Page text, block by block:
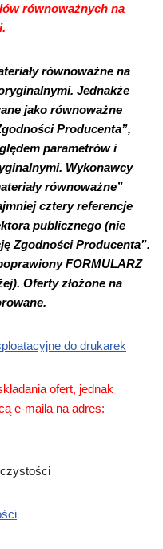
równoważnych na
równoważne na
Jednakże
jako równoważne
Producenta”,
parametrów i
Wykonawcy
równoważne”
cztery referencje
publicznego (nie
Zgodności Producenta”.
FORMULARZ
Oferty złożone na
do drukarek
ofert, jednak
e-maila na adres: